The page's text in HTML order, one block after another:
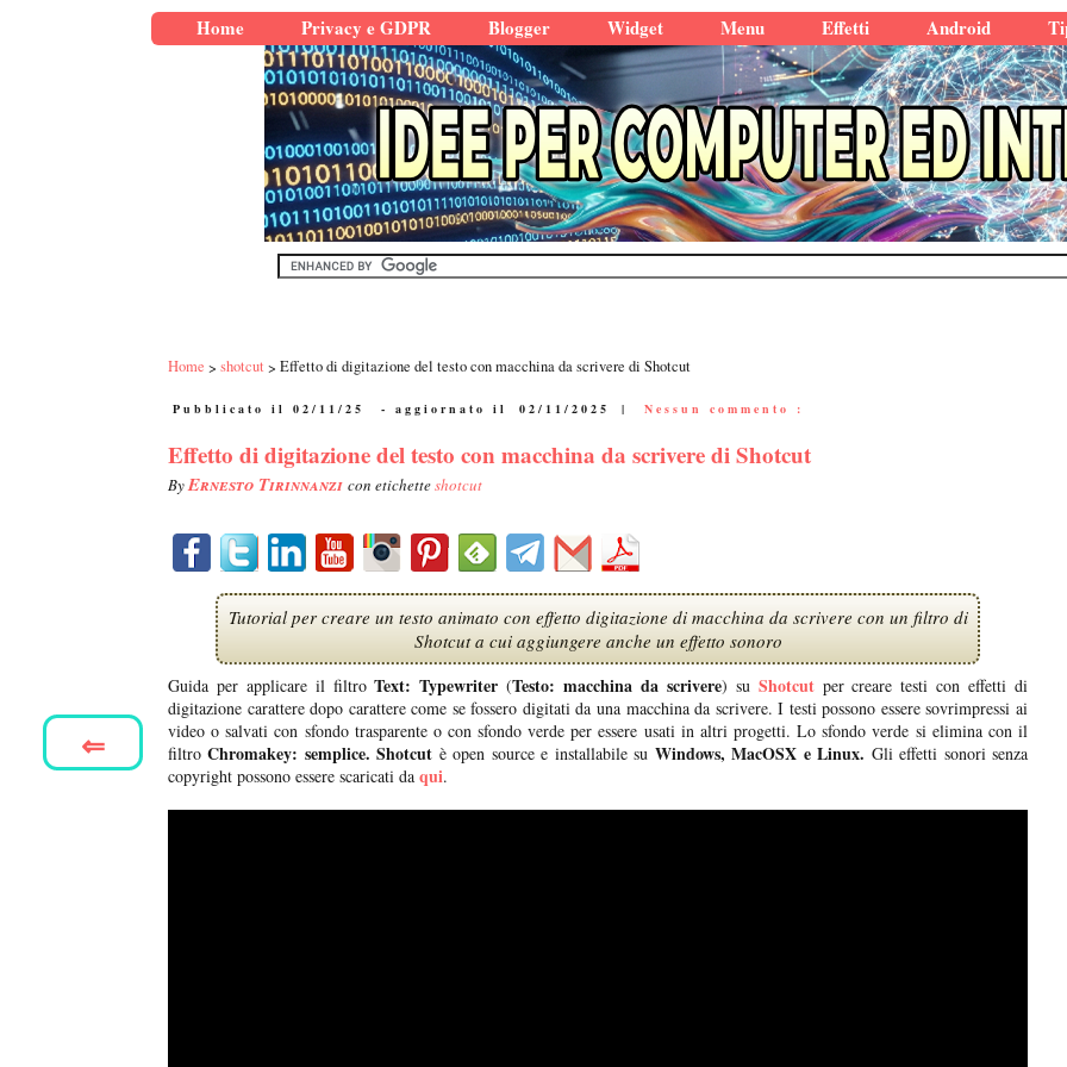
Home Privacy e GDPR Blogger Widget Menu Effetti Android
Home shotcut Effetto di digitazione del testo con macchina da scrivere di Shotcut
Pubblicato il 02/11/25 - aggiornato il 02/11/2025 | Nessun commento :
Effetto di digitazione del testo con macchina da scrivere di Shotcut
ByErnesto Tirinnanzi con etichetteshotcut
Tutorial per creare un testo animato con effetto digitazione di macchina da scrivere con un filtro di
Shotcut a cui aggiungere anche un effetto sonoro
Guida per applicare il filtroText: Typewriter(Testo: macchina da scrivere) su Shotcut per creare testi con effetti di
digitazione carattere dopo carattere come se fossero digitati da una macchina da scrivere. I testi possono essere sovrimpressi ai
video o salvati con sfondo trasparente o con sfondo verde per essere usati in altri progetti. Lo sfondo verde si elimina con il
filtro Chromakey: semplice. Shotcut è open source e installabile su Windows, MacOSX e Linux. Gli effetti sonori senza
copyright possono essere scaricati da qui.
⇐